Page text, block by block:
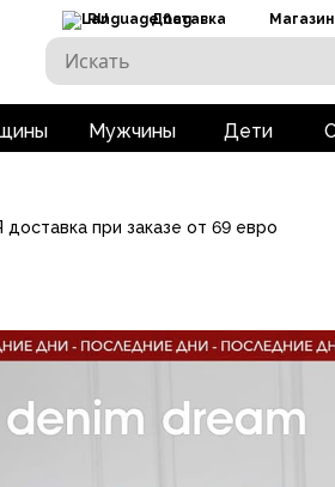
RU Доставка
Мужчины Дети
при заказе от 69 евро